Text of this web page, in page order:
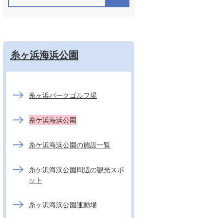
糸ヶ浜海浜公園
糸ヶ浜パークゴルフ場
糸ケ浜海浜公園
糸ケ浜海浜公園の施設一覧
糸ケ浜海浜公園周辺の観光スポ
ット
糸ヶ浜海浜公園運動場